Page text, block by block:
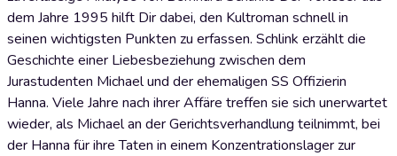
dem Jahre 1995 hilft Dir dabei, den Kultroman schnell in
seinen wichtigsten Punkten zu erfassen. Schlink erzählt die
Geschichte einer Liebesbeziehung zwischen dem
Jurastudenten Michael und der ehemaligen SS Offizierin
Hanna. Viele Jahre nach ihrer Affäre treffen sie sich unerwartet
wieder, als Michael an der Gerichtsverhandlung teilnimmt, bei
der Hanna für ihre Taten in einem Konzentrationslager zur